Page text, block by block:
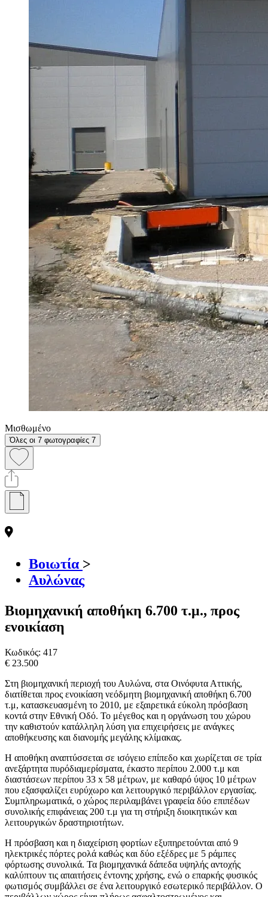
Μισθωμένο
Όλες οι 7 φωτογραφίες 7
Βοιωτία >
Αυλώνας
Βιομηχανική αποθήκη 6.700 τ.μ., προς
ενοικίαση
Κωδικός: 417
€ 23.500
Στη βιομηχανική περιοχή του Αυλώνα, στα Οινόφυτα Αττικής,
διατίθεται προς ενοικίαση νεόδμητη βιομηχανική αποθήκη 6.700
τ.μ, κατασκευασμένη το 2010, με εξαιρετικά εύκολη πρόσβαση
κοντά στην Εθνική Οδό. Το μέγεθος και η οργάνωση του χώρου
την καθιστούν κατάλληλη λύση για επιχειρήσεις με ανάγκες
αποθήκευσης και διανομής μεγάλης κλίμακας.
Η αποθήκη αναπτύσσεται σε ισόγειο επίπεδο και χωρίζεται σε τρία
ανεξάρτητα πυρόδιαμερίσματα, έκαστο περίπου 2.000 τ.μ και
διαστάσεων περίπου 33 x 58 μέτρων, με καθαρό ύψος 10 μέτρων
που εξασφαλίζει ευρύχωρο και λειτουργικό περιβάλλον εργασίας.
Συμπληρωματικά, ο χώρος περιλαμβάνει γραφεία δύο επιπέδων
συνολικής επιφάνειας 200 τ.μ για τη στήριξη διοικητικών και
λειτουργικών δραστηριοτήτων.
Η πρόσβαση και η διαχείριση φορτίων εξυπηρετούνται από 9
ηλεκτρικές πόρτες ρολά καθώς και δύο εξέδρες με 5 ράμπες
φόρτωσης συνολικά. Τα βιομηχανικά δάπεδα υψηλής αντοχής
καλύπτουν τις απαιτήσεις έντονης χρήσης, ενώ ο επαρκής φυσικός
φωτισμός συμβάλλει σε ένα λειτουργικό εσωτερικό περιβάλλον. Ο